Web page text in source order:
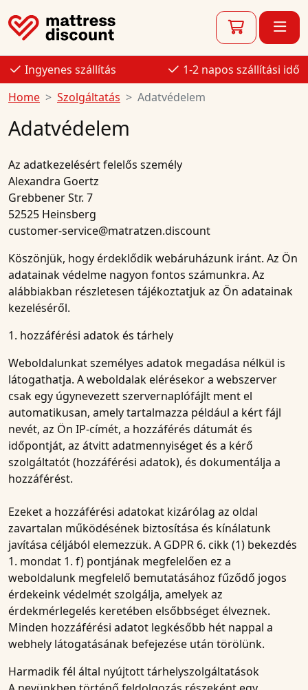
Ingyenes szállítás
1-2 napos szállítási idő
Home
Szolgáltatás Adatvédelem
Adatvédelem
Az adatkezelésért felelős személy
Alexandra Goertz
Grebbener Str. 7
52525 Heinsberg
customer-service@matratzen.discount
Köszönjük, hogy érdeklődik webáruházunk iránt. Az Ön
adatainak védelme nagyon fontos számunkra. Az
alábbiakban részletesen tájékoztatjuk az Ön adatainak
kezeléséről.
1. hozzáférési adatok és tárhely
Weboldalunkat személyes adatok megadása nélkül is
látogathatja. A weboldalak elérésekor a webszerver
csak egy úgynevezett szervernaplófájlt ment el
automatikusan, amely tartalmazza például a kért fájl
nevét, az Ön IP-címét, a hozzáférés dátumát és
időpontját, az átvitt adatmennyiséget és a kérő
szolgáltatót (hozzáférési adatok), és dokumentálja a
hozzáférést.
Ezeket a hozzáférési adatokat kizárólag az oldal
zavartalan működésének biztosítása és kínálatunk
javítása céljából elemezzük. A GDPR 6. cikk (1) bekezdés
1. mondat 1. f) pontjának megfelelően ez a
weboldalunk megfelelő bemutatásához fűződő jogos
érdekeink védelmét szolgálja, amelyek az
érdekmérlegelés keretében elsőbbséget élveznek.
Minden hozzáférési adatot legkésőbb hét nappal a
webhely látogatásának befejezése után törölünk.
Harmadik fél által nyújtott tárhelyszolgáltatások